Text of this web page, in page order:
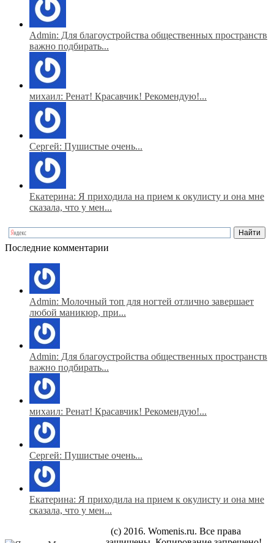
Admin: Для благоустройства общественных пространств
важно подбирать...
михаил: Ренат! Красавчик! Рекомендую!...
Сергей: Пушистые очень...
Екатерина: Я приходила на прием к окулисту и она мне
сказала, что у мен...
Последние комментарии
Admin: Молочный топ для ногтей отлично завершает
любой маникюр, при...
Admin: Для благоустройства общественных пространств
важно подбирать...
михаил: Ренат! Красавчик! Рекомендую!...
Сергей: Пушистые очень...
Екатерина: Я приходила на прием к окулисту и она мне
сказала, что у мен...
(c) 2016. Womenis.ru. Все права